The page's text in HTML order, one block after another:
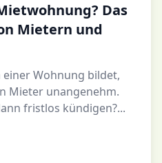
Das
Mietern und
einer Wohnung bildet,
Mieter unangenehm.
fristlos kündigen?...